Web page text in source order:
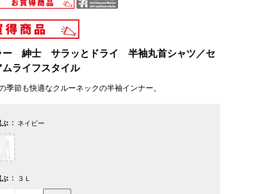
ー 紳士 サラッとドライ 半袖丸首シャツ／セ
ライフスタイル
季節も快適なクルーネックの半袖インナー。
ぶ ネイビー
ぶ ３Ｌ